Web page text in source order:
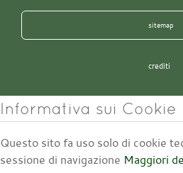
sitemap
crediti
Informativa sui Cookie
Questo sito fa uso solo di cookie
sessione di navigazione Maggiori